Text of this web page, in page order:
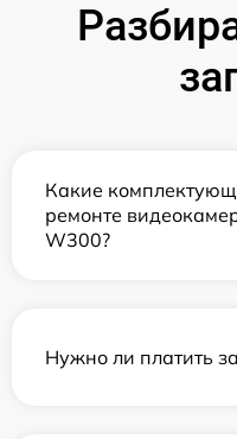
Какие
ремонте
W300?
Нужно ли платить